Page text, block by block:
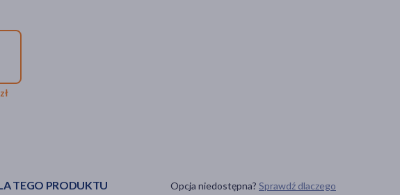
TEGO PRODUKTU Opcja niedostępna? Sprawdź dlaczego